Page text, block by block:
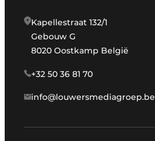
Kapellestraat 132/1
Gebouw G
8020 Oostkamp België
+32 50 36 81 70
info@louwersmediagroep.be